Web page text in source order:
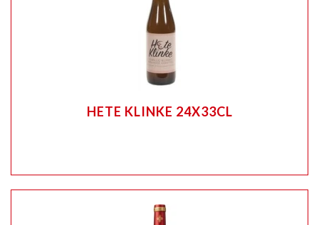
HETE KLINKE 24X33CL